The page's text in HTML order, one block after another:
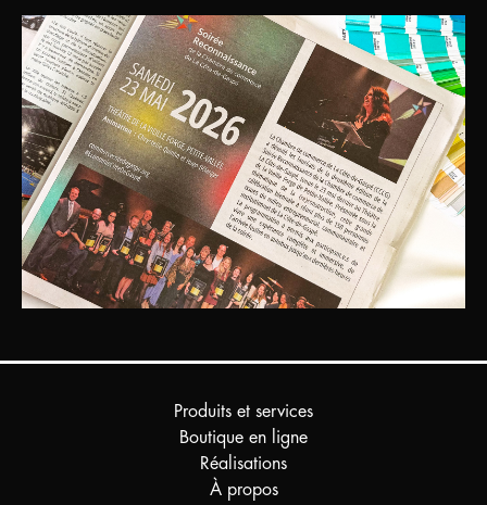
Produits et services
Boutique en ligne
Réalisations
À propos